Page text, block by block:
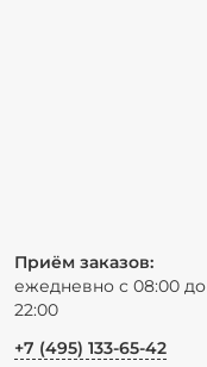
Приём заказов:
ежедневно с 08:00 до
22:00
+7 (495) 133-65-42